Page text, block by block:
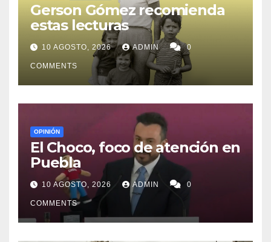
Gerson Gómez recomienda
estas lecturas
10 AGOSTO, 2026 ADMIN 0
COMMENTS
OPINIÓN
El Choco, foco de atención en
Puebla
10 AGOSTO, 2026 ADMIN 0
COMMENTS